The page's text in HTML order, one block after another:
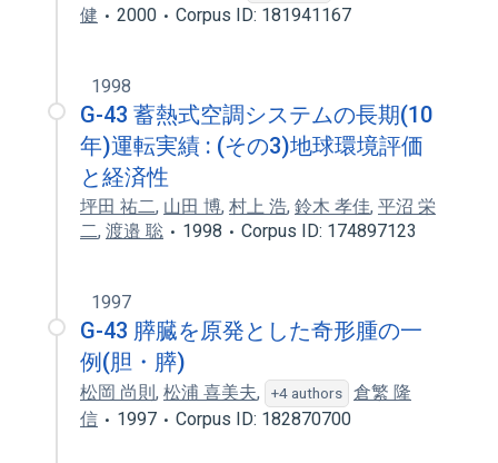
健
2000 Corpus ID: 181941167
1998
G-43 蓄熱式空調システムの長期(10
年)運転実績 : (その3)地球環境評価
と経済性
坪田 祐二, 山田 博, 村上 浩, 鈴木 孝佳, 平沼 栄
二, 渡邉 聡 1998 Corpus ID: 174897123
1997
G-43 膵臓を原発とした奇形腫の一
例(胆・膵)
松岡 尚則, 松浦 喜美夫, +4 authors
倉繁 隆
信
1997 Corpus ID: 182870700